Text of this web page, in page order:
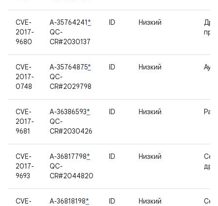
CVE-
2017-
9680
A-35764241*
QC-
CR#2030137
ID Низкий
CVE-
2017-
0748
A-35764875*
QC-
CR#2029798
ID Низкий
CVE-
2017-
9681
A-36386593*
QC-
CR#2030426
ID Низкий
CVE-
2017-
9693
A-36817798*
QC-
CR#2044820
ID Низкий
CVE-
A-36818198*
ID Низкий